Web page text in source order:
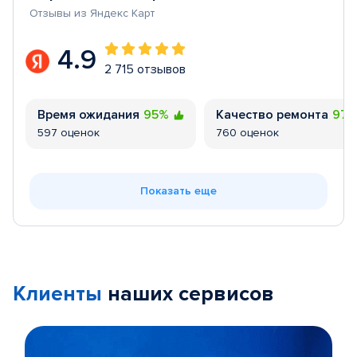
Отзывы из Яндекс Карт
4.9 2 715 отзывов
Время ожидания 95%
597 оценок
Качество ремонта
760 оценок
Показать еще
Клиенты наших сервисов